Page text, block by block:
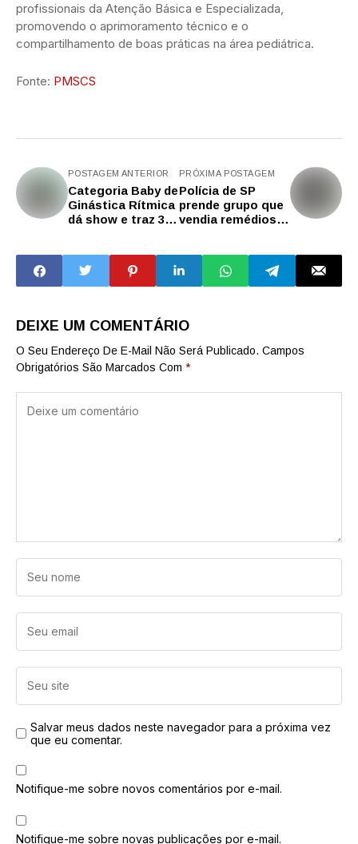
profissionais da Atenção Básica e Especializada,
promovendo o aprimoramento técnico e o
compartilhamento de boas práticas na área pediátrica.
Fonte: PMSCS
POSTAGEM ANTERIOR
Categoria Baby de
Ginástica Rítmica
dá show e traz 33
Guaratinguetá
PRÓXIMA POSTAGEM
Polícia de SP
prende grupo que
vendia remédios
Paraguai de forma
ilegal
DEIXE UM COMENTÁRIO
O Seu Endereço De E-Mail Não Será Publicado. Campos
Obrigatórios São Marcados Com *
Salvar meus dados neste navegador para a próxima vez
que eu comentar.
Notifique-me sobre novos comentários por e-mail.
Notifique-me sobre novas publicações por e-mail.